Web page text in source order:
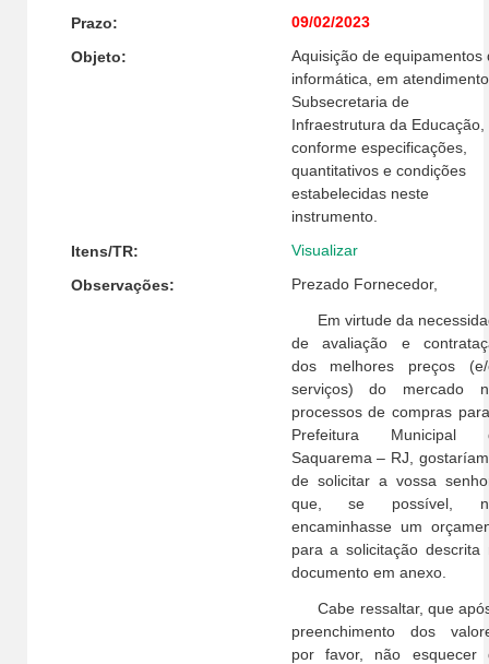
Prazo: 09/02/2023
Objeto:
Aquisição de equipamentos
informática, em
Subsecretaria de
Infraestrutura da Educação,
conforme especificações,
quantitativos e condições
estabelecidas neste
instrumento.
Itens/TR: Visualizar
Observações: Prezado Fornecedor,
Em virtude da
de avaliação e
dos melhores preços (e/
serviços) do mercado
processos de compras
Prefeitura Municipal
Saquarema – RJ,
de solicitar a vossa
que, se possível,
encaminhasse um
para a solicitação descrita
documento em anexo.
Cabe ressaltar, que
preenchimento dos
por favor, não esquecer